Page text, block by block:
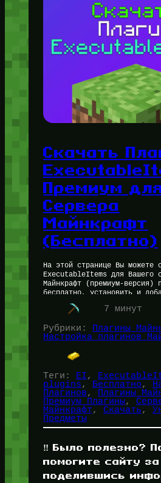
Скачать
Премиум
Сервера
Майнкрафт
(Бесплатно)
На этой странице Вы можете
ExecutableItems для Вашего
Майнкрафт (премиум-версия)
бесплатно, установить и
сервер уникальные
— плагин, который позволяет
7 минут
Рубрики: Плагины
Настройка плагинов
Теги: EI,
plugins, Бесплатно,
Плагинов, Плагины
Премиум Плагины,
Майнкрафт, Скачать,
Предметы
‼️ Было полезно?
помогите сайту за
поделившись